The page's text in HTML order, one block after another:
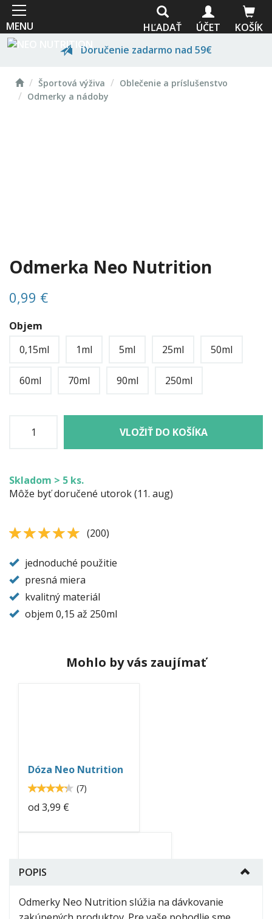
Skočiť
na
hlavný
obsah
MENU KOŠÍK
ÚČET
HĽADAŤ
Doručenie zadarmo nad 59€
Prvotriedna kvalita
DomovŠportová výživa
Oblečenie a príslušenstvo
Odmerky a nádoby
Odmerka Neo Nutrition
0,99 €
Objem
0,15ml
1ml 5ml 25ml 50ml
60ml 70ml 90ml 250ml
VLOŽIŤ DO KOŠÍKA
Skladom > 5 ks.
Môže byť doručené utorok (11. aug)
4.83 4.8
(200)
jednoduché použitie
presná miera
kvalitný materiál
objem 0,15 až 250ml
Mohlo by vás zaujímať
Dóza Neo Nutrition
4.285715
4.3
(7)
od 3,99 €
neo-
600ml.jpg
POPIS
Odmerky Neo Nutrition slúžia na dávkovanie